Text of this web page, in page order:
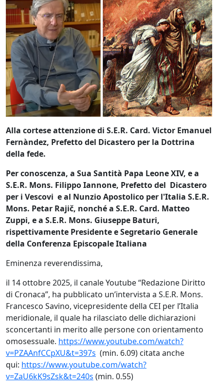
Alla cortese attenzione di S.E.R. Card. Victor Emanuel
Fernàndez, Prefetto del Dicastero per la Dottrina
della fede.
Per conoscenza, a Sua Santità Papa Leone XIV, e a
S.E.R. Mons. Filippo Iannone, Prefetto del Dicastero
per i Vescovi e al Nunzio Apostolico per l'Italia S.E.R.
Mons. Petar Rajič, nonché a S.E.R. Card. Matteo
Zuppi, e a S.E.R. Mons. Giuseppe Baturi,
rispettivamente Presidente e Segretario Generale
della Conferenza Episcopale Italiana
Eminenza reverendissima,
il 14 ottobre 2025, il canale Youtube “Redazione Diritto
di Cronaca”, ha pubblicato un’intervista a S.E.R. Mons.
Francesco Savino, vicepresidente della CEI per l’Italia
meridionale, il quale ha rilasciato delle dichiarazioni
sconcertanti in merito alle persone con orientamento
omosessuale. https://www.youtube.com/watch?
v=PZAAnfCCpXU&t=397s (min. 6.09) citata anche
qui: https://www.youtube.com/watch?
v=ZaU6kK9sZsk&t=240s (min. 0.55)